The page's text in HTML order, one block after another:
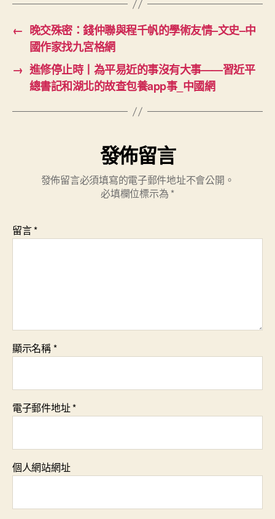
← 晚交殊密：錢仲聯與程千帆的學術友情–文史–中
國作家找九宮格網
→ 進修停止時丨為平易近的事沒有大事——習近平
總書記和湖北的故查包養app事_中國網
發佈留言
發佈留言必須填寫的電子郵件地址不會公開。
必填欄位標示為 *
留言*
顯示名稱*
電子郵件地址*
個人網站網址